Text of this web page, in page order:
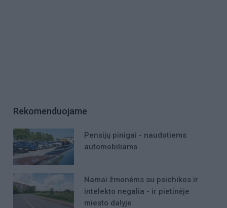
Rekomenduojame
Pensijų pinigai - naudotiems
automobiliams
Namai žmonėms su psichikos ir
intelekto negalia - ir pietinėje
miesto dalyje